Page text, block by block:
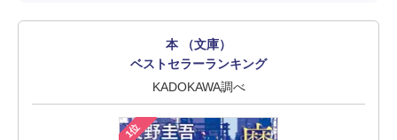
本 （文庫）
ベストセラーランキング
KADOKAWA調べ
1位